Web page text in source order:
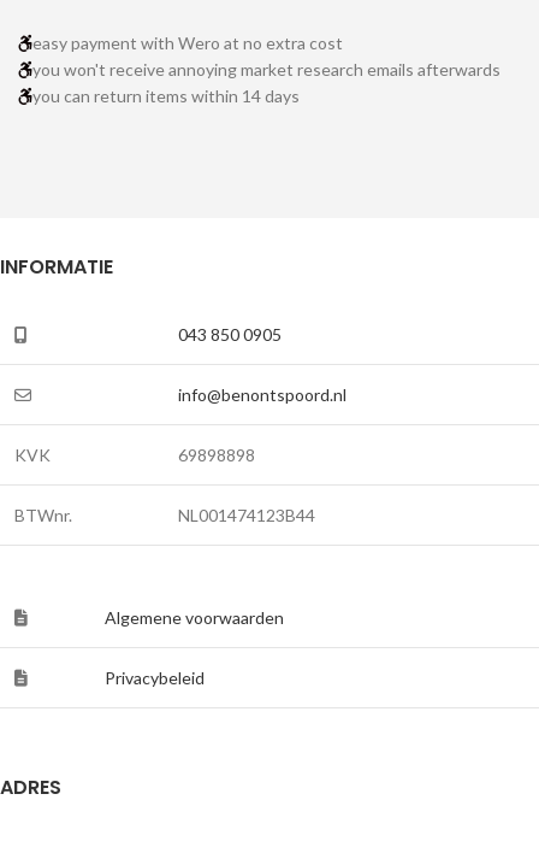
easy payment with Wero at no extra cost
you won't receive annoying market research emails afterwards
you can return items within 14 days
INFORMATIE
043 850 0905
info@benontspoord.nl
KVK 69898898
BTWnr. NL001474123B44
Algemene voorwaarden
Privacybeleid
ADRES